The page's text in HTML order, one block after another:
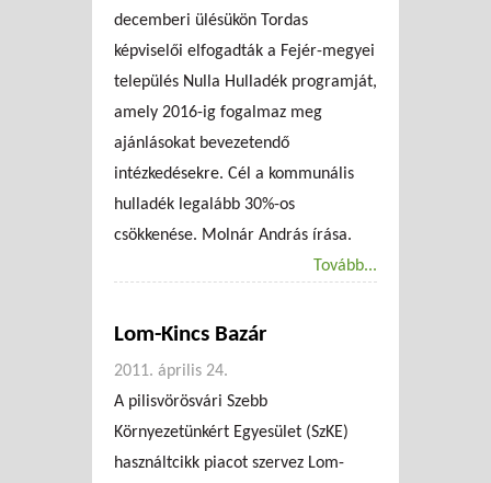
decemberi ülésükön Tordas
képviselői elfogadták a Fejér-megyei
település Nulla Hulladék programját,
amely 2016-ig fogalmaz meg
ajánlásokat bevezetendő
intézkedésekre. Cél a kommunális
hulladék legalább 30%-os
csökkenése. Molnár András írása.
Tovább...
Lom-Kincs Bazár
2011. április 24.
A pilisvörösvári Szebb
Környezetünkért Egyesület (SzKE)
használtcikk piacot szervez Lom-